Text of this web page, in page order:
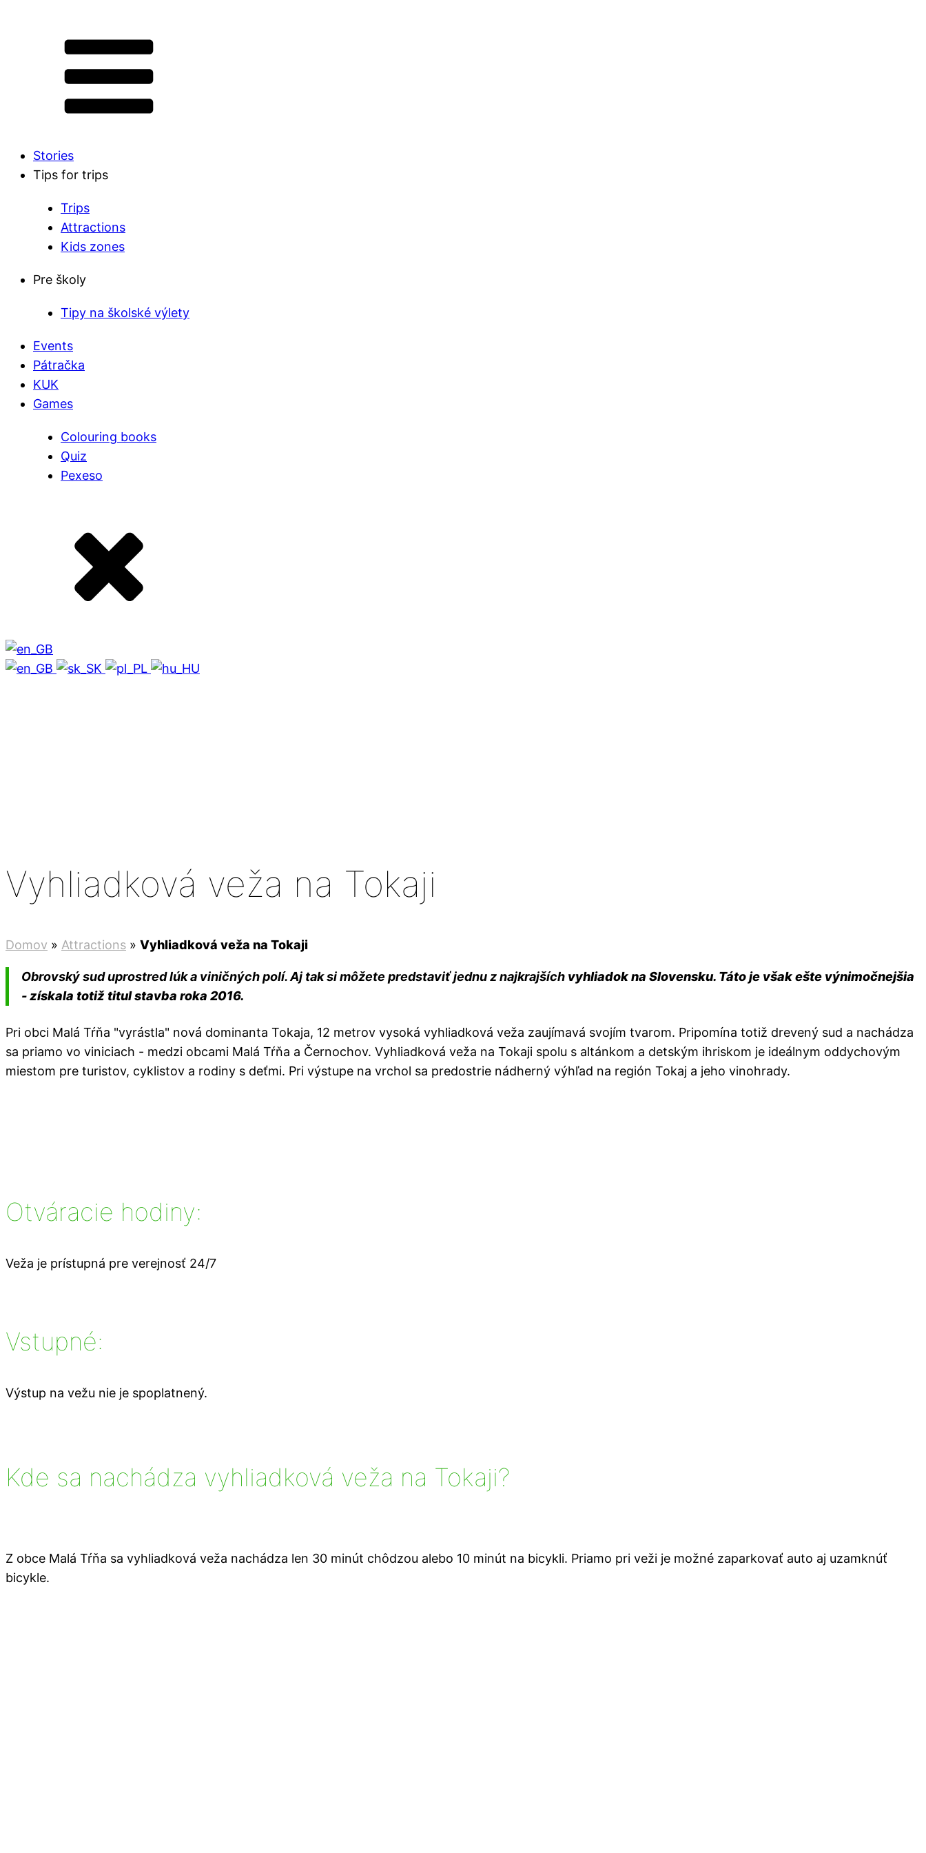
Stories
Tips for trips
Trips
Attractions
Kids zones
Pre školy
Tipy na školské výlety
Events
Pátračka
KUK
Games
Colouring books
Quiz
Pexeso
Vyhliadková veža na Tokaji
Domov » Attractions » Vyhliadková veža na Tokaji
Obrovský sud uprostred lúk a viničných polí. Aj tak si môžete predstaviť jednu z najkrajších vyhliadok na Slovensku. Táto je však ešte výnimočnejšia
- získala totiž titul stavba roka 2016.
Pri obci Malá Tŕňa "vyrástla" nová dominanta Tokaja, 12 metrov vysoká vyhliadková veža zaujímavá svojím tvarom. Pripomína totiž drevený sud a nachádza
sa priamo vo viniciach - medzi obcami Malá Tŕňa a Černochov. Vyhliadková veža na Tokaji spolu s altánkom a detským ihriskom je ideálnym oddychovým
miestom pre turistov, cyklistov a rodiny s deťmi. Pri výstupe na vrchol sa predostrie nádherný výhľad na región Tokaj a jeho vinohrady.
Otváracie hodiny:
Veža je prístupná pre verejnosť 24/7
Vstupné:
Výstup na vežu nie je spoplatnený.
Kde sa nachádza vyhliadková veža na Tokaji?
Z obce Malá Tŕňa sa vyhliadková veža nachádza len 30 minút chôdzou alebo 10 minút na bicykli. Priamo pri veži je možné zaparkovať auto aj uzamknúť
bicykle.